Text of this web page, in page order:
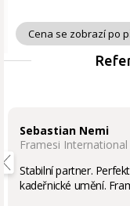
Cena se zobrazí po
Sebastian Nemi
Framesi
Stabilní partner.
kadeřnické umění.